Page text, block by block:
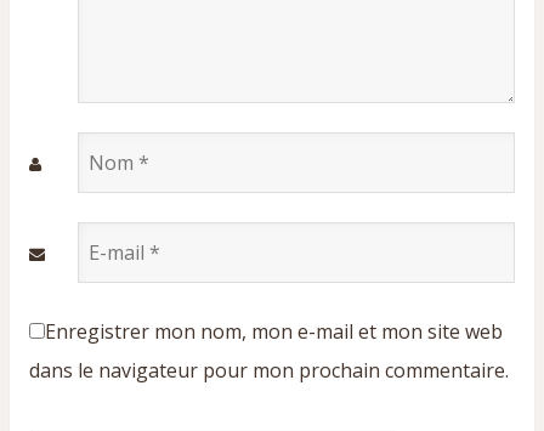
Nom
Enregistrer mon nom, mon e-mail et mon site web
dans le navigateur pour mon prochain commentaire.